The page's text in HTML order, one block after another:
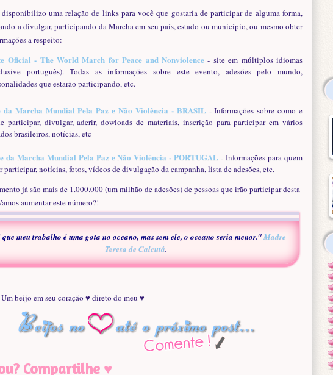
disponibilizo uma relação de links para você que gostaria de participar de alguma forma,
a divulgar, participando da Marcha em seu país, estado ou município, ou mesmo obter
a respeito:
Oficial - The World March for Peace and Nonviolence - site em múltiplos idiomas
português). Todas as informações sobre este evento, adesões pelo mundo,
que estarão participando, etc.
da Marcha Mundial Pela Paz e Não Violência - BRASIL - Informações sobre como e
participar, divulgar, aderir, dowloads de materiais, inscrição para participar em vários
brasileiros, notícias, etc
da Marcha Mundial Pela Paz e Não Violência - PORTUGAL - Informações para quem
participar, notícias, fotos, vídeos de divulgação da campanha, lista de adesões, etc.
já são mais de 1.000.000 (um milhão de adesões) de pessoas que irão participar desta
aumentar este número?!
meu trabalho é uma gota no oceano, mas sem ele, o oceano seria menor."Madre
Teresa de Calcutá.
Um beijo em seu coração ♥ direto do meu ♥
Compartilhe ♥